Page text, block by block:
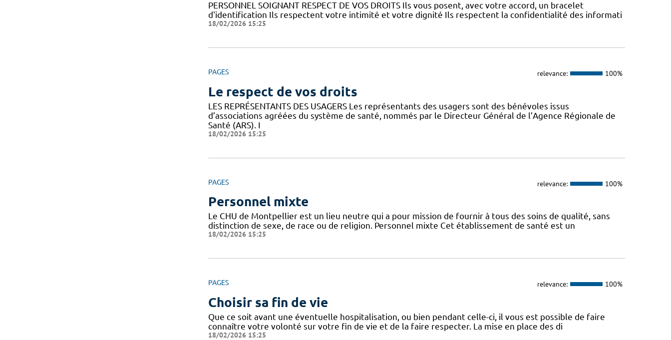
PERSONNEL SOIGNANT RESPECT DE VOS DROITS Ils vous posent, avec votre accord, un bracelet
d'identification Ils respectent votre intimité et votre dignité Ils respectent la confidentialité des informati
18/02/2026 15:25
PAGES relevance: 100%
Le respect de vos droits
LES REPRÉSENTANTS DES USAGERS Les représentants des usagers sont des bénévoles issus
d’associations agréées du système de santé, nommés par le Directeur Général de l’Agence Régionale de
Santé (ARS). I
18/02/2026 15:25
PAGES relevance: 100%
Personnel mixte
Le CHU de Montpellier est un lieu neutre qui a pour mission de fournir à tous des soins de qualité, sans
distinction de sexe, de race ou de religion. Personnel mixte Cet établissement de santé est un
18/02/2026 15:25
PAGES relevance: 100%
Choisir sa fin de vie
Que ce soit avant une éventuelle hospitalisation, ou bien pendant celle-ci, il vous est possible de faire
connaître votre volonté sur votre fin de vie et de la faire respecter. La mise en place des di
18/02/2026 15:25